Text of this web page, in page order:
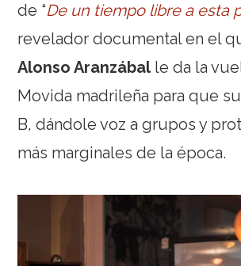
de “De un tiempo libre a esta
revelador documental en el
Alonso Aranzábal le da la
Movida madrileña para que
B, dándole voz a grupos y
más marginales de la época.